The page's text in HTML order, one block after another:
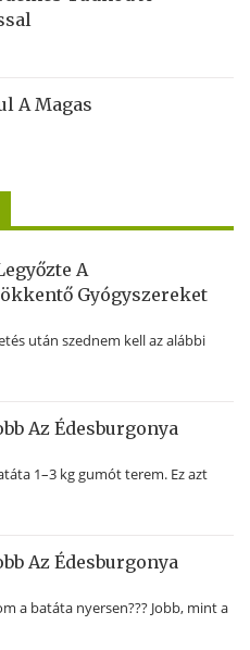
A Magas
A
Gyógyszereket
után szednem kell az alábbi
Az Édesburgonya
1–3 kg gumót terem. Ez azt
Az Édesburgonya
a batáta nyersen??? Jobb, mint a